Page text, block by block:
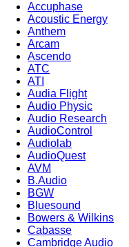
Accuphase
Acoustic Energy
Anthem
Arcam
Ascendo
ATC
ATI
Audia Flight
Audio Physic
Audio Research
AudioControl
Audiolab
AudioQuest
AVM
B.Audio
BGW
Bluesound
Bowers & Wilkins
Cabasse
Cambridge Audio